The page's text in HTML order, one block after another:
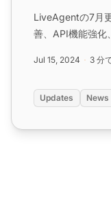
LiveAgentの7月
善、API機能強化
Jul 15, 2024 3 分
Updates News